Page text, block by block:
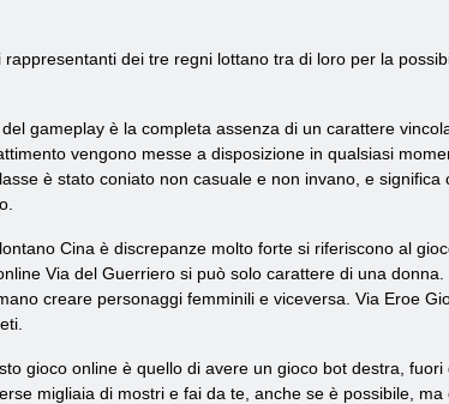
dei tre regni lottano tra di loro per la
gameplay è la completa assenza di un carattere
vengono messe a disposizione in qualsiasi
è stato coniato non casuale e non invano, e
Cina è discrepanze molto forte si riferiscono al
Via del Guerriero si può solo carattere di una
creare personaggi femminili e viceversa. Via Eroe
gioco online è quello di avere un gioco bot destra,
migliaia di mostri e fai da te, anche se è possibile,